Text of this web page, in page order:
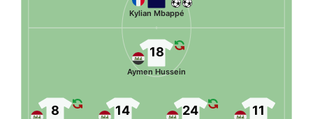
Kylian Mbappé
8 14 24 11
18
Aymen Hussein